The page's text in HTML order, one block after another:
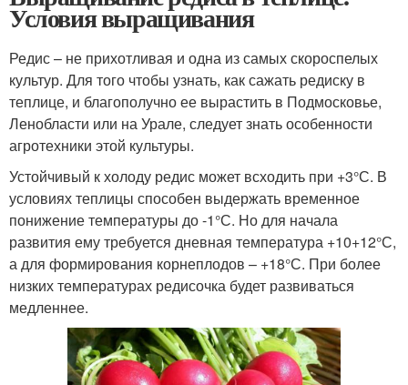
Условия выращивания
Редис – не прихотливая и одна из самых скороспелых
культур. Для того чтобы узнать, как сажать редиску в
теплице, и благополучно ее вырастить в Подмосковье,
Ленобласти или на Урале, следует знать особенности
агротехники этой культуры.
Устойчивый к холоду редис может всходить при +3°С. В
условиях теплицы способен выдержать временное
понижение температуры до -1°С. Но для начала
развития ему требуется дневная температура +10+12°С,
а для формирования корнеплодов – +18°С. При более
низких температурах редисочка будет развиваться
медленнее.